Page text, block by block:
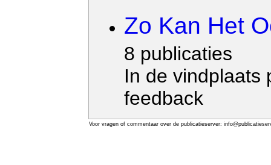
Zo Kan Het
8 publicaties
In de vindplaats
feedback
Voor vragen of commentaar over de publicatieserver: